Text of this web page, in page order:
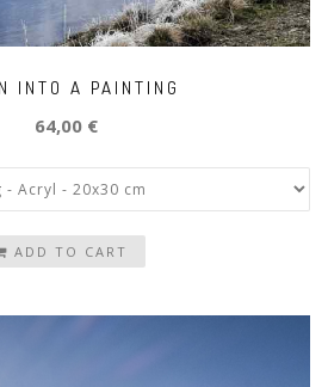
INTO A PAINTING
64,00 €
ADD TO CART